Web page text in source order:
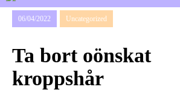
06/04/2022 Uncategorized
Ta bort oönskat
kroppshår